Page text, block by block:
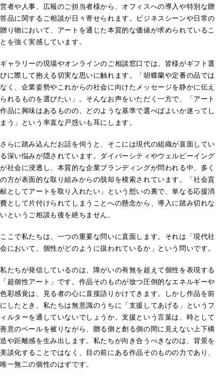
営者や人事、広報のご担当者様から、オフィスへの導入や特別な贈
答品に関するご相談が日々寄せられます。ビジネスシーンや日常の
贈り物において、アートを通じた本質的な価値が求められているこ
とを強く実感しています。
ギャラリーの現場やオンラインのご相談窓口では、皆様がギフト選
びに際して抱える切実な思いに触れます。「胡蝶蘭や定番の品では
なく、企業姿勢やこれからの社会に向けたメッセージを静かに伝え
られるものを選びたい」。そんなお声をいただく一方で、「アート
作品に興味はあるものの、どのような基準で選べばよいか迷ってし
まう」という率直な戸惑いも耳にします。
さらに踏み込んだお話を伺うと、そこには現代の組織が直面してい
る深い悩みが隠されています。ダイバーシティやウェルビーイング
が社会に浸透し、本質的な企業ブランディングが問われる中、多く
の方が表面的な取り組みからの脱却を模索されています。「社会貢
献としてアートを取り入れたい」という想いの裏で、単なる応援消
費として片付けられてしまうことへの懸念から、導入に踏み切れな
いというご相談も後を絶ちません。
ここで私たちは、一つの重要な問いに直面します。それは「現代社
会において、個性がどのように扱われているか」という問いです。
私たちが発信しているのは、障がいの有無を超えて個性を表現する
「超個性アート」です。作品そのものが放つ圧倒的なエネルギーや
色彩感覚は、見る者の心に直接語りかけてきます。しかし作品を前
にしたとき、私たちは無意識のうちに「支援してあげる」というフ
ィルターを通していないでしょうか。支援という言葉は、時として
善意のベールを被りながら、贈る側と創る側の間に見えない上下構
造や距離感を生み出します。私たちが向き合うべきなのは、背景を
美談化することではなく、目の前にある作品そのものの力であり、
唯一無二の個性のはずです。